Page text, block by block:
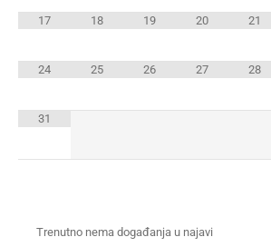
17 18 19 20 21
24 25 26 27 28
31
Trenutno nema događanja u najavi